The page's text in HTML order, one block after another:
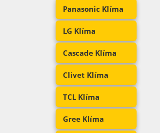
Panasonic Klíma
LG Klíma
Cascade Klíma
Clivet Klíma
TCL Klíma
Gree Klíma